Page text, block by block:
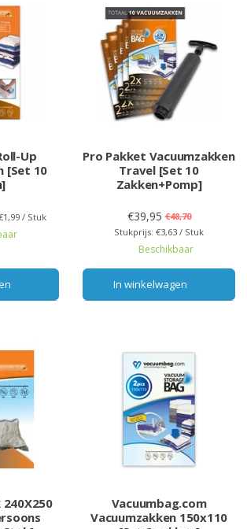
Up
[Set 10
/ Stuk
Pro Pakket Vacuumzakken
Travel [Set 10
Zakken+Pomp]
€39,95 €48,70
Stukprijs: €3,63 / Stuk
Beschikbaar
In winkelwagen
Vacuumbag.com
Vacuumzakken 150x110